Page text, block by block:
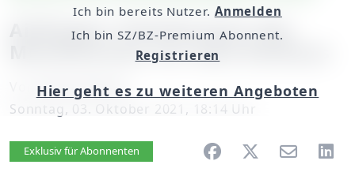
Aidlingen: Platzkonzert des
Musikvereins vor dem Rathaus
VonHeinz Richter
Sonntag, 03. Oktober 2021, 18:14 Uhr
Artikel vorlesen
Exklusiv für Abonnenten
Ich bin bereits Nutzer. Anmelden
Ich bin SZ/BZ-Premium Abonnent.
Registrieren
Hier geht es zu weiteren Angeboten